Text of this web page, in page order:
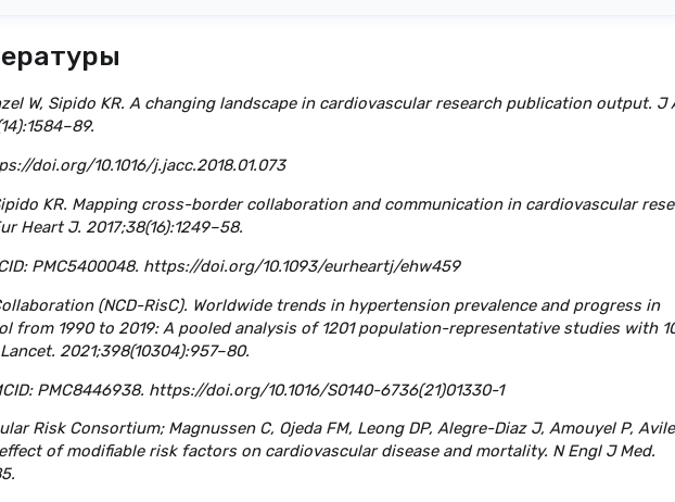
W, Sipido KR. A changing landscape in cardiovascular research publication output. J
doi.org/10.1016/j.jacc.2018.01.073
KR. Mapping cross-border collaboration and communication in cardiovascular
Heart J. 2017;38(16):1249–58.
PMC5400048. https://doi.org/10.1093/eurheartj/ehw459
(NCD-RisC). Worldwide trends in hypertension prevalence and progress in
from 1990 to 2019: A pooled analysis of 1201 population-representative studies with
2021;398(10304):957–80.
PMC8446938. https://doi.org/10.1016/S0140-6736(21)01330-1
Risk Consortium; Magnussen C, Ojeda FM, Leong DP, Alegre-Diaz J, Amouyel P,
of modifiable risk factors on cardiovascular disease and mortality. N Engl J Med.